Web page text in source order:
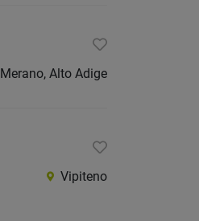
Merano, Alto Adige
Vipiteno